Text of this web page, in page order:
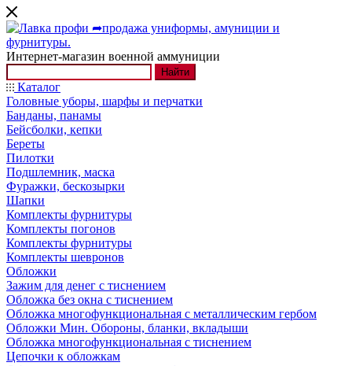
Интернет-магазин военной аммуниции
Найти
Каталог
Головные уборы, шарфы и перчатки
Банданы, панамы
Бейсболки, кепки
Береты
Пилотки
Подшлемник, маска
Фуражки, бескозырки
Шапки
Комплекты фурнитуры
Комплекты погонов
Комплекты фурнитуры
Комплекты шевронов
Обложки
Зажим для денег с тиснением
Обложка без окна с тиснением
Обложка многофункциональная с металлическим гербом
Обложки Мин. Обороны, бланки, вкладыши
Обложка многофункциональная с тиснением
Цепочки к обложкам